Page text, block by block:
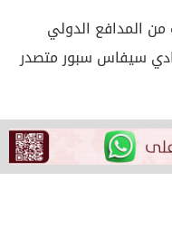
المدافع الدولي
سيفاس سبور متصدر
مع رؤساء بعض
من فريق الزمالك في